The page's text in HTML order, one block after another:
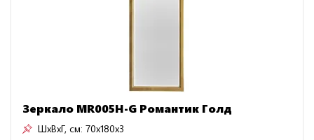
Зеркало MR005H-G Романтик Голд
ШxВxГ, см: 70x180x3